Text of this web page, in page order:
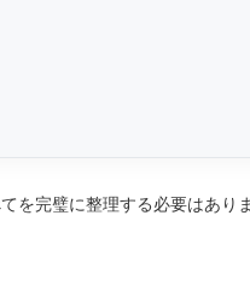
を完璧に整理する必要はあり